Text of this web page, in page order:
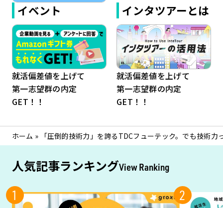
イベント
就活偏差値を上げて
第一志望群の内定
GET！！
インタツアーとは
就活偏差値を上げて
第一志望群の内定
GET！！
ホーム » 「圧倒的技術力」を誇るTDCフューテック。でも技術力
人気記事ランキングView Ranking
1 2